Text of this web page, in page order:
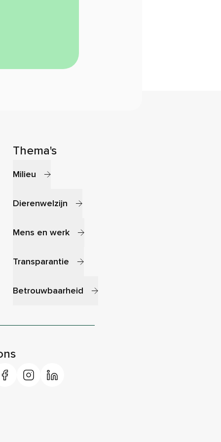
Thema's
Milieu
Dierenwelzijn
Mens en werk
Transparantie
Betrouwbaarheid